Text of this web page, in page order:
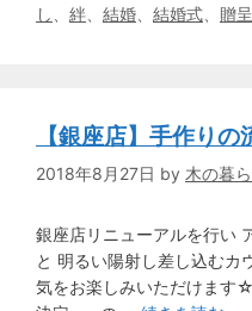
ー
し
絆 結婚 結婚式 贈
【銀座店】手作りの
2018年8月27日 by 木の暮
銀座店リニューアルを行い
と 明るい陽射し差し込むカ
気をお楽しみいただけま